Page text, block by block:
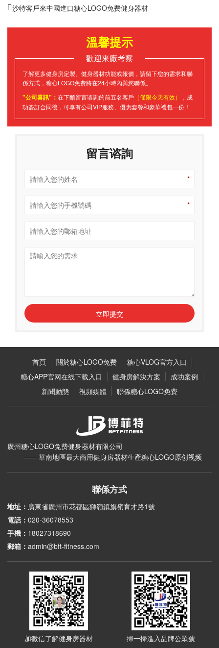
沙特客戶來中國進口糖心LOGO免费健身器材
溫馨提示
歡迎來廠考察
了解更多健身房定製、健身器材功能或報價，請留下您的需求和聯
係方式，糖心LOGO免费將在24小時內與您聯係。
"公司喜訊"： 在下麵留言谘詢的前五名客戶 （僅限今天有效）
，成
功簽訂合同後，可享有公司VIP服務、優惠套餐和豪華禮包一份！
留言谘詢
*
*
立即提交
首頁 關於糖心LOGO免费
糖心VLOG官方入口
糖心APP官网在线下载入口
健身房解決方案
成功案例
新聞動態
視頻媒體 聯係糖心LOGO免费
廣州糖心LOGO免费健身器材有限公司
—— 華南地區最大商用健身房器材生產糖心LOGO原创视频
聯係方式
地址： 廣東省廣州市花都區獅嶺鎮旗嶺育才路1號
電話： 020-36078553
手機： 18027318690
郵箱： admin@bft-fitness.com
加微信了解健身房器材 掃一掃進入品牌公眾號